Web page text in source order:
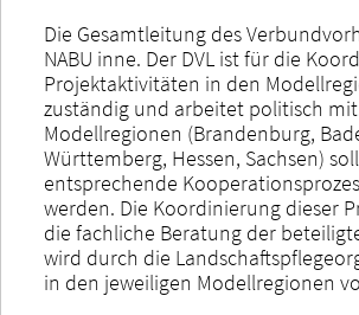
Die Gesamtleitung des
NABU inne. Der DVL ist für die
Projektaktivitäten in den
zuständig und arbeitet politisch
Modellregionen (Brandenburg,
Württemberg, Hessen, Sachsen)
entsprechende
werden. Die Koordinierung dieser
die fachliche Beratung der
wird durch die
in den jeweiligen Modellregionen